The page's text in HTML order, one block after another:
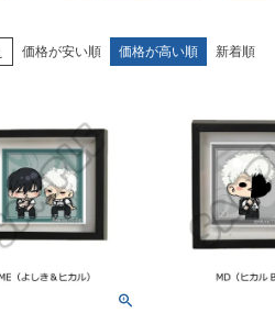
価格が安い順 価格が高い順 新着順